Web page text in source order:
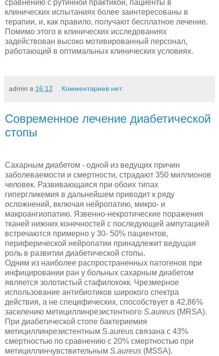
сравнению с рутинной практикой, пациенты в
клинических испытаниях более заинтересованы в
терапии, и, как правило, получают бесплатное лечение.
Помимо этого в клинических исследованиях
задействован высоко мотивированный персонал,
работающий в оптимальных клинических условиях.
admin в 16:12 Комментариев нет:
Современное лечение диабетической
стопы
Сахарным диабетом - одной из ведущих причин
заболеваемости и смертности, страдают 350 миллионов
человек. Развивающаяся при обоих типах
гипергликемия в дальнейшем приводит к ряду
осложнений, включая нейропатию, микро- и
макроангиопатию. Язвенно-некротические поражения
тканей нижних конечностей с последующей ампутацией
встречаются примерно у 30- 50% пациентов,
периферической нейропатии принадлежит ведущая
роль в развитии диабетической стопы.
Одним из наиболее распространенных патогенов при
инфицировании ран у больных сахарным диабетом
является золотистый стафилококк. Чрезмерное
использование антибиотиков широкого спектра
действия, а не специфических, способствует в 42,86%
заселению метициллинрезистентного S.aureus (MRSA).
При диабетической стопе бактериемия
метициллинрезистентным S.aureus связана с 43%
смертностью по сравнению с 20% смертностью при
метициллинчувствительным S.aureus (MSSA).